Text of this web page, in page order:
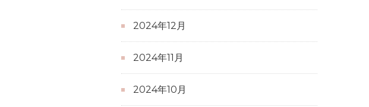
2024年12月
2024年11月
2024年10月